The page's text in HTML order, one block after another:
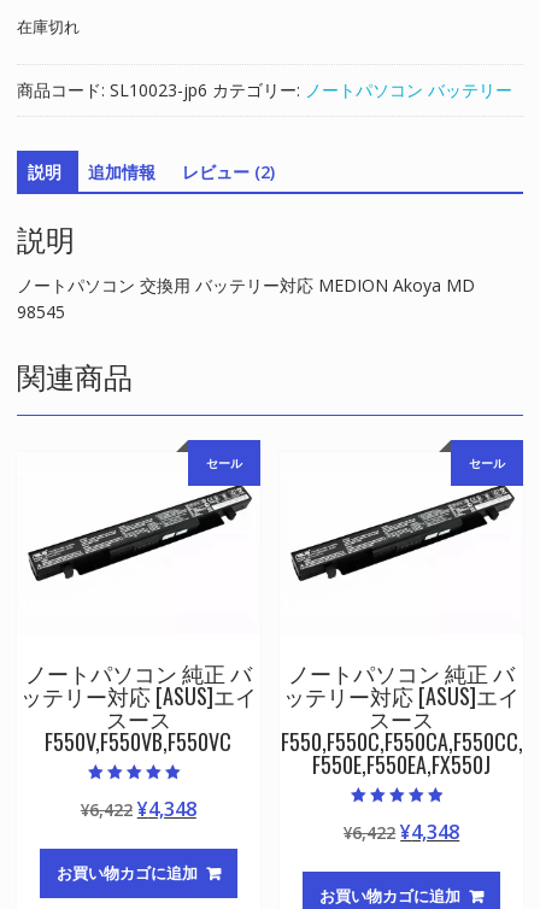
在庫切れ
商品コード: SL10023-jp6 カテゴリー: ノートパソコン バッテリー
説明 追加情報 レビュー (2)
説明
ノートパソコン 交換用 バッテリー対応 MEDION Akoya MD
98545
関連商品
セール
ノートパソコン 純正 バ
ッテリー対応 [ASUS]エイ
スース
F550V,F550VB,F550VC
5.00
の評価
¥6,422 元
価
格
¥4,348現
の
価
お買い物カゴに追加
セール
ノートパソコン 純正 バ
ッテリー対応 [ASUS]エイ
スース
F550,F550C,F550CA,F550CC,
F550E,F550EA,FX550J
4.50
の評価
¥6,422元
価
¥4,348現
の
お買い物カゴに追加